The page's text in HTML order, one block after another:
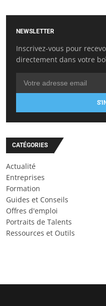
NEWSLETTER
Inscrivez-vous pour
directement dans votre
CATÉGORIES
Actualité
Entreprises
Formation
Guides et Conseils
Offres d'emploi
Portraits de Talents
Ressources et Outils